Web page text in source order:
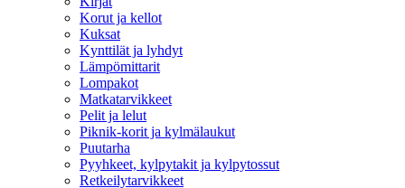
Korut ja kellot
Kuksat
Kynttilät ja lyhdyt
Lämpömittarit
Lompakot
Matkatarvikkeet
Pelit ja lelut
Piknik-korit ja kylmälaukut
Puutarha
Pyyhkeet, kylpytakit ja kylpytossut
Retkeilytarvikkeet